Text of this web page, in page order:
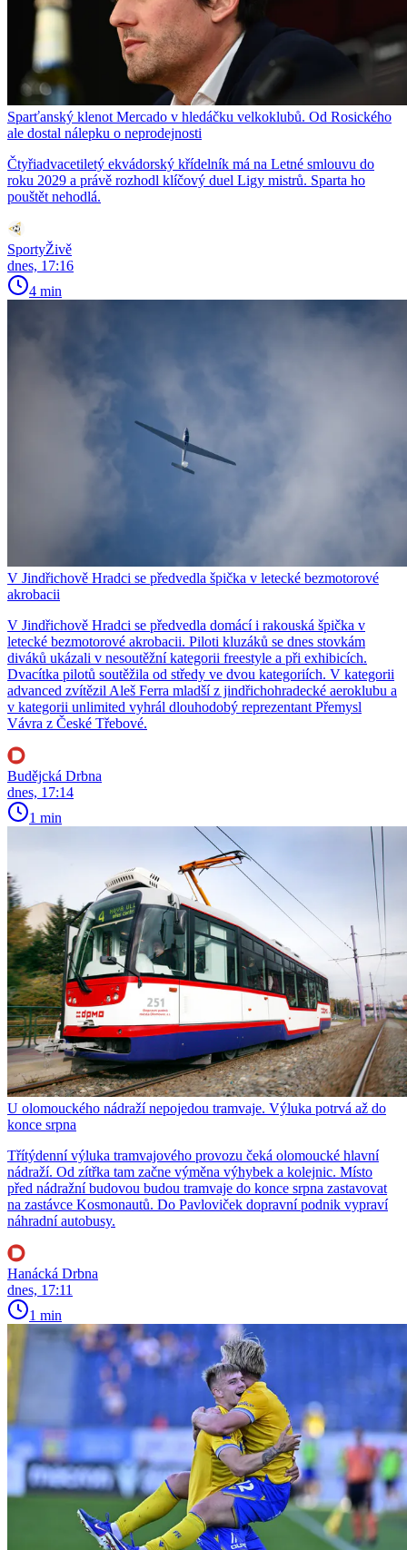
Sparťanský klenot Mercado v hledáčku velkoklubů. Od Rosického
ale dostal nálepku o neprodejnosti
Čtyřiadvacetiletý ekvádorský křídelník má na Letné smlouvu do
roku 2029 a právě rozhodl klíčový duel Ligy mistrů. Sparta ho
pouštět nehodlá.
SportyŽivě
dnes, 17:16
4 min
V Jindřichově Hradci se předvedla špička v letecké bezmotorové
akrobacii
V Jindřichově Hradci se předvedla domácí i rakouská špička v
letecké bezmotorové akrobacii. Piloti kluzáků se dnes stovkám
diváků ukázali v nesoutěžní kategorii freestyle a při exhibicích.
Dvacítka pilotů soutěžila od středy ve dvou kategoriích. V kategorii
advanced zvítězil Aleš Ferra mladší z jindřichohradecké aeroklubu a
v kategorii unlimited vyhrál dlouhodobý reprezentant Přemysl
Vávra z České Třebové.
Budějcká Drbna
dnes, 17:14
1 min
U olomouckého nádraží nepojedou tramvaje. Výluka potrvá až do
konce srpna
Třítýdenní výluka tramvajového provozu čeká olomoucké hlavní
nádraží. Od zítřka tam začne výměna výhybek a kolejnic. Místo
před nádražní budovou budou tramvaje do konce srpna zastavovat
na zastávce Kosmonautů. Do Pavloviček dopravní podnik vypraví
náhradní autobusy.
Hanácká Drbna
dnes, 17:11
1 min